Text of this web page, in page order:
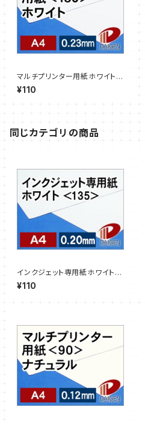
マルチプリンター用紙ホワイト＜
180＞A4/3枚【サンプル販売】
¥110
同じカテゴリの商品
インクジェット専用紙ホワイト＜
135＞A4/3枚【サンプル販売】
¥110